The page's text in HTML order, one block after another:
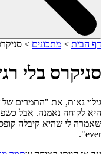
דף הבית > מתכונים >
סניקרס בלי
גילוי נאות, את "התמרים
היא לקוחה נאמנה. אבל
שאמרה לי שהיא קיבלה
ever".